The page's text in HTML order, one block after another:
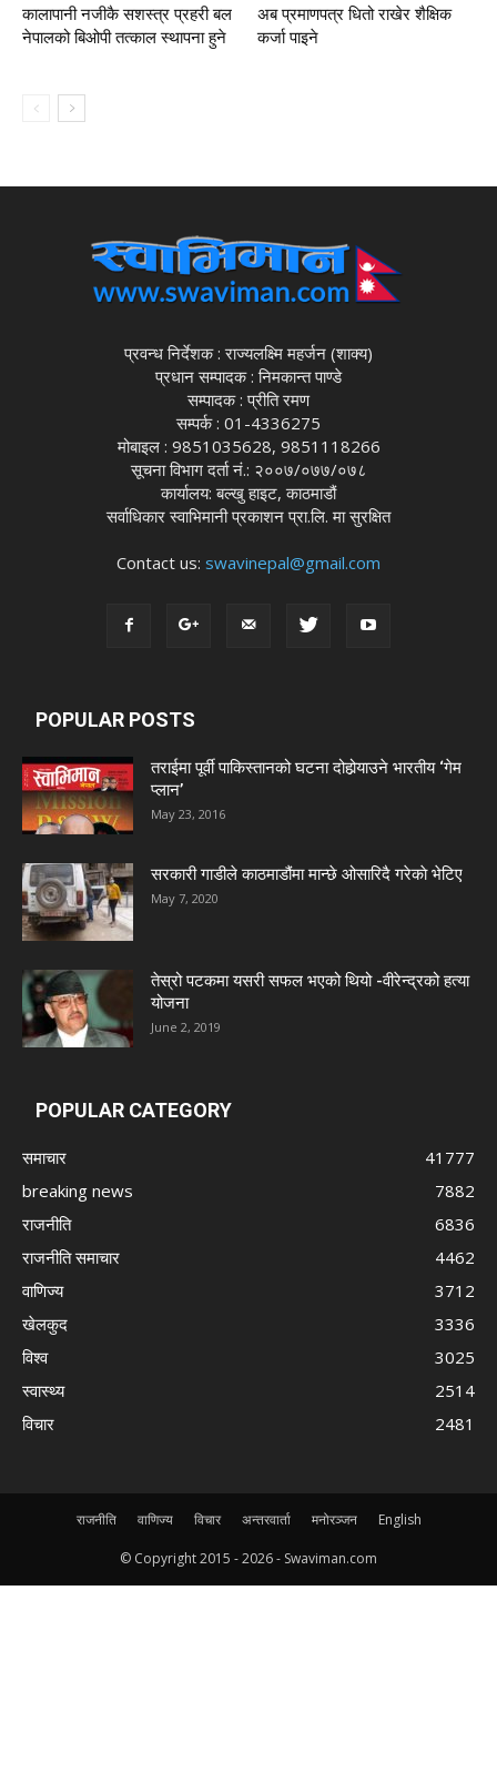
कालापानी नजीकै सशस्त्र प्रहरी बल
नेपालको बिओपी तत्काल स्थापना हुने
अब प्रमाणपत्र धितो राखेर शैक्षिक
कर्जा पाइने
प्रवन्ध निर्देशक : राज्यलक्ष्मि महर्जन (शाक्य)
प्रधान सम्पादक : निमकान्त पाण्डे
सम्पादक : प्रीति रमण
सम्पर्क : 01-4336275
मोबाइल : 9851035628, 9851118266
सूचना विभाग दर्ता नं.: २००७/०७७/०७८
कार्यालय: बल्खु हाइट, काठमाडौं
सर्वाधिकार स्वाभिमानी प्रकाशन प्रा.लि. मा सुरक्षित
Contact us: swavinepal@gmail.com
POPULAR POSTS
तराईमा पूर्वी पाकिस्तानको घटना दोहोर्‍याउने भारतीय ‘गेम
प्लान’
May 23, 2016
सरकारी गाडीले काठमाडौंमा मान्छे ओसारिदै गरेकाे भेटिए
May 7, 2020
तेस्रो पटकमा यसरी सफल भएको थियो -वीरेन्द्रको हत्या
योजना
June 2, 2019
POPULAR CATEGORY
समाचार
41777
breaking news
7882
राजनीति
6836
राजनीति समाचार
4462
वाणिज्य
3712
खेलकुद
3336
विश्व
3025
स्वास्थ्य
2514
विचार
2481
राजनीति वाणिज्य विचार अन्तरवार्ता मनोरञ्जन English
© Copyright 2015 -2026 - Swaviman.com